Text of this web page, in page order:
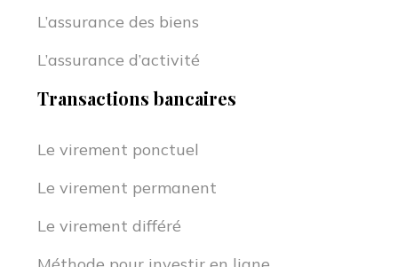
L’assurance des biens
L’assurance d’activité
Transactions bancaires
Le virement ponctuel
Le virement permanent
Le virement différé